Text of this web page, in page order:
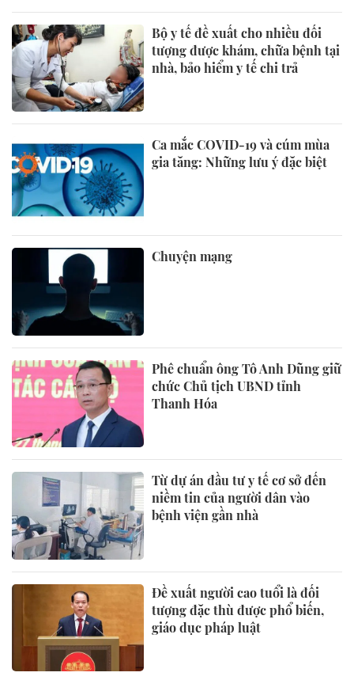
Bộ y tế đề xuất cho nhiều đối
tượng được khám, chữa bệnh tại
nhà, bảo hiểm y tế chi trả
Ca mắc COVID-19 và cúm mùa
gia tăng: Những lưu ý đặc biệt
Chuyện mạng
Phê chuẩn ông Tô Anh Dũng giữ
chức Chủ tịch UBND tỉnh
Thanh Hóa
Từ dự án đầu tư y tế cơ sở đến
niềm tin của người dân vào
bệnh viện gần nhà
Đề xuất người cao tuổi là đối
tượng đặc thù được phổ biến,
giáo dục pháp luật